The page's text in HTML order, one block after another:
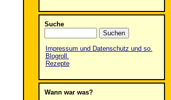
Suche
Impressum und Datenschutz und so.
Blogroll.
Rezepte
Wann war was?